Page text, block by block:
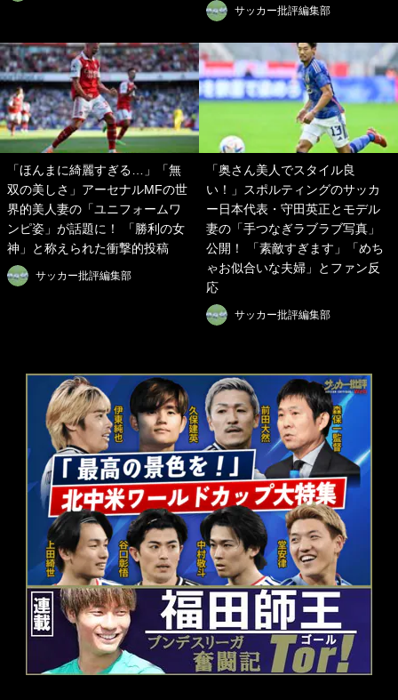
サッカー批評編集部
「ほんまに綺麗すぎる…」「無
双の美しさ」アーセナルMFの世
界的美人妻の「ユニフォームワ
ンピ姿」が話題に！ 「勝利の女
神」と称えられた衝撃的投稿
サッカー批評編集部
「奥さん美人でスタイル良
い！」スポルティングのサッカ
ー日本代表・守田英正とモデル
妻の「手つなぎラブラブ写真」
公開！ 「素敵すぎます」「めち
ゃお似合いな夫婦」とファン反
応
サッカー批評編集部